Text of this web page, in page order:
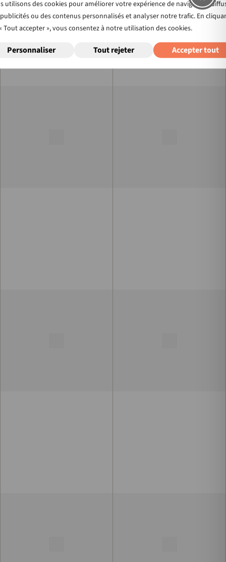
utilisons des cookies pour améliorer votre expérience de navigation,
ou des contenus personnalisés et analyser notre trafic. En
Tout accepter », vous consentez à notre utilisation des cookies.
Personnaliser Tout rejeter Accepter tout